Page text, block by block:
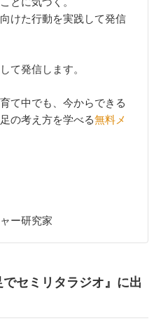
けた行動を実践して発信
て発信します。
て中でも、今からできる
の考え方を学べる無料メ
ー研究家
セミリタラジオ』に出